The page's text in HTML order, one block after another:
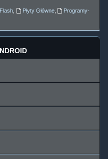
, Płyty Główne,
Programy-